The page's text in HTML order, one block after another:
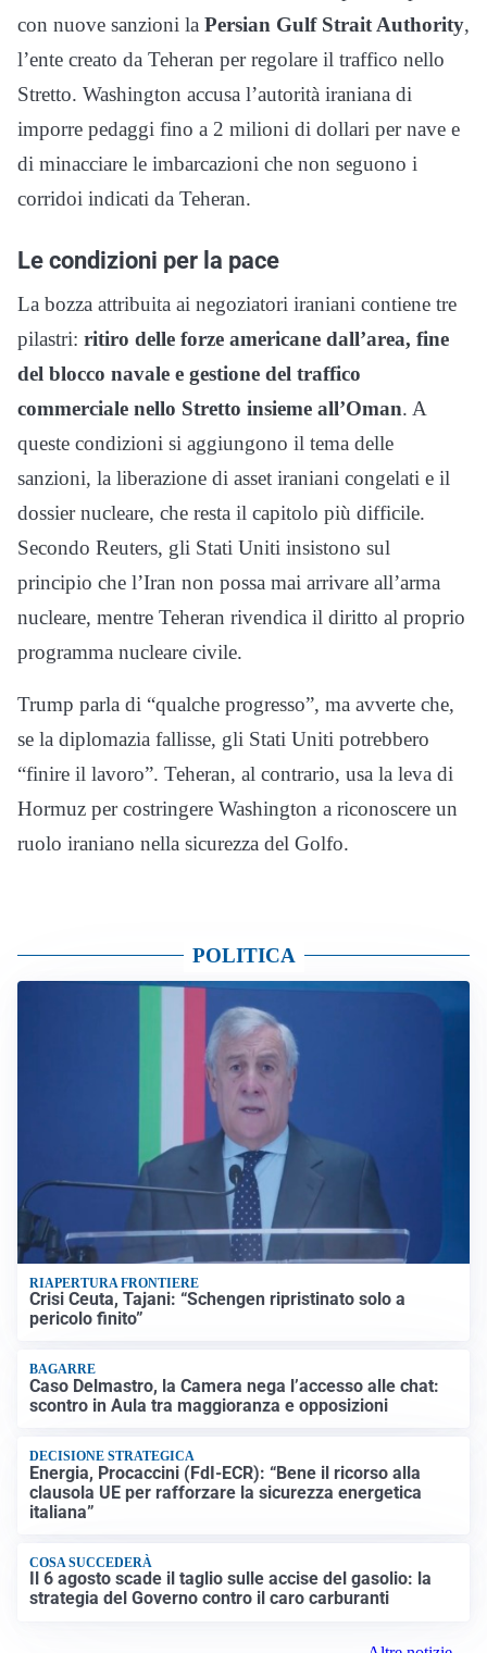
con nuove sanzioni la Persian Gulf Strait Authority,
l’ente creato da Teheran per regolare il traffico nello
Stretto. Washington accusa l’autorità iraniana di
imporre pedaggi fino a 2 milioni di dollari per nave e
di minacciare le imbarcazioni che non seguono i
corridoi indicati da Teheran.
Le condizioni per la pace
La bozza attribuita ai negoziatori iraniani contiene tre
pilastri: ritiro delle forze americane dall’area, fine
del blocco navale e gestione del traffico
commerciale nello Stretto insieme all’Oman. A
queste condizioni si aggiungono il tema delle
sanzioni, la liberazione di asset iraniani congelati e il
dossier nucleare, che resta il capitolo più difficile.
Secondo Reuters, gli Stati Uniti insistono sul
principio che l’Iran non possa mai arrivare all’arma
nucleare, mentre Teheran rivendica il diritto al proprio
programma nucleare civile.
Trump parla di “qualche progresso”, ma avverte che,
se la diplomazia fallisse, gli Stati Uniti potrebbero
“finire il lavoro”. Teheran, al contrario, usa la leva di
Hormuz per costringere Washington a riconoscere un
ruolo iraniano nella sicurezza del Golfo.
POLITICA
RIAPERTURA FRONTIERE
Crisi Ceuta, Tajani: “Schengen ripristinato solo a
pericolo finito”
BAGARRE
Caso Delmastro, la Camera nega l’accesso alle chat:
scontro in Aula tra maggioranza e opposizioni
DECISIONE STRATEGICA
Energia, Procaccini (FdI-ECR): “Bene il ricorso alla
clausola UE per rafforzare la sicurezza energetica
italiana”
COSA SUCCEDERÀ
Il 6 agosto scade il taglio sulle accise del gasolio: la
strategia del Governo contro il caro carburanti